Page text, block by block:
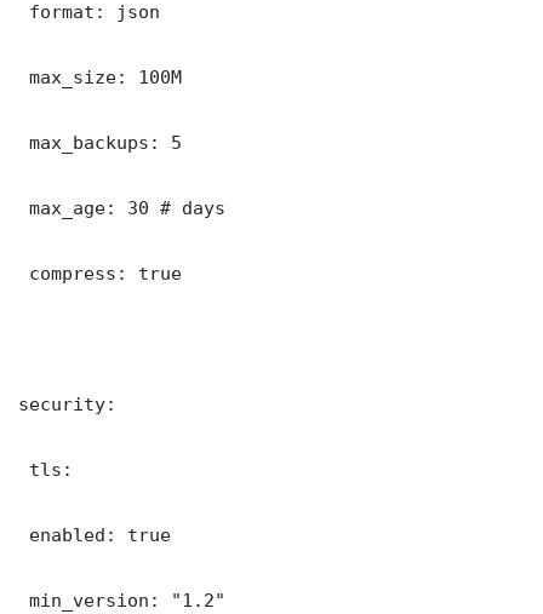
format: json
max_size: 100M
max_backups: 5
max_age: 30 # days
compress: true
security:
tls:
enabled: true
min_version: "1.2"